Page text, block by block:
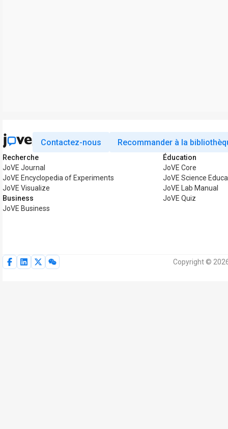
Contactez-nous Recommander à la
Recherche
JoVE Journal
JoVE Encyclopedia of Experiments
JoVE Visualize
Business
JoVE Business
Éducation
JoVE Core
JoVE Science
JoVE Lab Manual
JoVE Quiz
Copyright ©